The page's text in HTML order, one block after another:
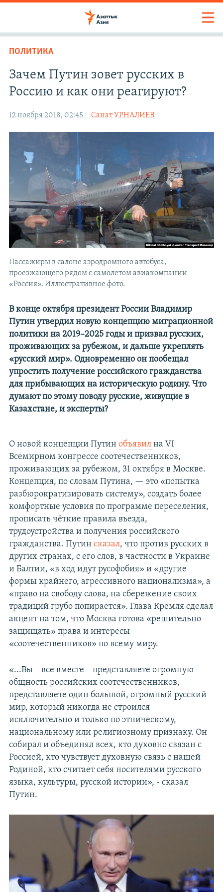
ПОЛИТИКА
Зачем Путин зовет русских в
Россию и как они реагируют?
12 ноября 2018, 02:45 Санат УРНАЛИЕВ
Пассажиры в салоне аэродромного автобуса,
проезжающего рядом с самолетом авиакомпании
«Россия». Иллюстративное фото.
В конце октября президент России Владимир
Путин утвердил новую концепцию миграционной
политики на 2019–2025 годы и призвал русских,
проживающих за рубежом, и дальше укреплять
«русский мир». Одновременно он пообещал
упростить получение российского гражданства
для прибывающих на историческую родину. Что
думают по этому поводу русские, живущие в
Казахстане, и эксперты?
О новой концепции Путин объявил на VI
Всемирном конгрессе соотечественников,
проживающих за рубежом, 31 октября в Москве.
Концепция, по словам Путина, — это «попытка
разбюрократизировать систему», создать более
комфортные условия по программе переселения,
прописать чёткие правила въезда,
трудоустройства и получения российского
гражданства. Путин сказал, что против русских в
других странах, с его слов, в частности в Украине
и Балтии, «в ход идут русофобия» и «другие
формы крайнего, агрессивного национализма», а
«право на свободу слова, на сбережение своих
традиций грубо попирается». Глава Кремля сделал
акцент на том, что Москва готова «решительно
защищать» права и интересы
«соотечественников» по всему миру.
«...Вы – все вместе – представляете огромную
общность российских соотечественников,
представляете один большой, огромный русский
мир, который никогда не строился
исключительно и только по этническому,
национальному или религиозному признаку. Он
собирал и объединял всех, кто духовно связан с
Россией, кто чувствует духовную связь с нашей
Родиной, кто считает себя носителями русского
языка, культуры, русской истории», - сказал
Путин.